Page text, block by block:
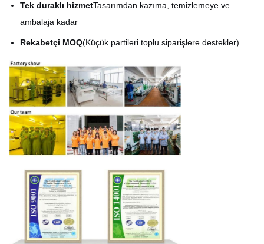
Tek duraklı hizmetTasarımdan kazıma, temizlemeye ve
ambalaja kadar
Rekabetçi MOQ(Küçük partileri toplu siparişlere destekler)